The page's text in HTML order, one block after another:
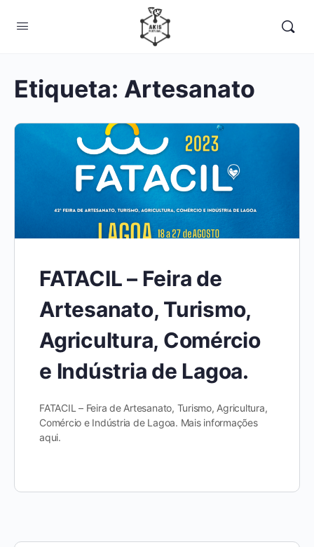
Etiqueta: Artesanato
FATACIL – Feira de
Artesanato, Turismo,
Agricultura, Comércio
e Indústria de Lagoa.
FATACIL – Feira de Artesanato, Turismo, Agricultura,
Comércio e Indústria de Lagoa. Mais informações
aqui.